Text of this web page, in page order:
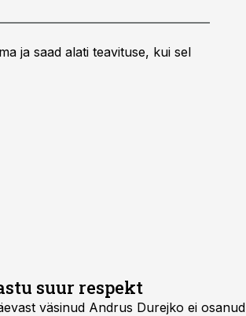
ja saad alati teavituse, kui sel
suur respekt
väsinud Andrus Durejko ei osanud